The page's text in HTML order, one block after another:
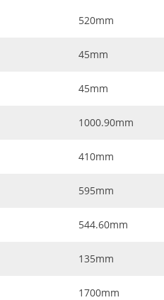
520mm
45mm
45mm
1000.90mm
410mm
595mm
544.60mm
135mm
1700mm